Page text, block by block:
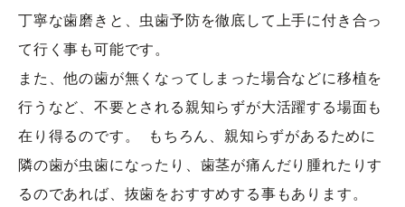
丁寧な歯磨きと、虫歯予防を徹底して上手に付き合っ
て行く事も可能です。
また、他の歯が無くなってしまった場合などに移植を
行うなど、不要とされる親知らずが大活躍する場面も
在り得るのです。  もちろん、親知らずがあるために
隣の歯が虫歯になったり、歯茎が痛んだり腫れたりす
るのであれば、抜歯をおすすめする事もあります。